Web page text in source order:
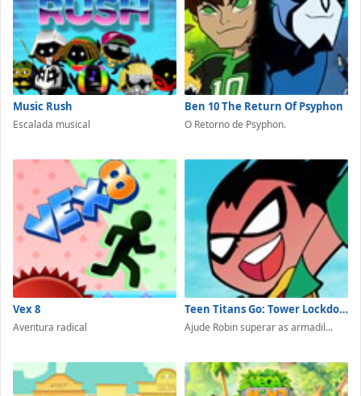
Music Rush
Escalada musical
Ben 10 The Return Of Psyphon
O Retorno de Psyphon.
Vex 8
Aventura radical
Teen Titans Go: Tower Lockdown
Ajude Robin superar as armadil...